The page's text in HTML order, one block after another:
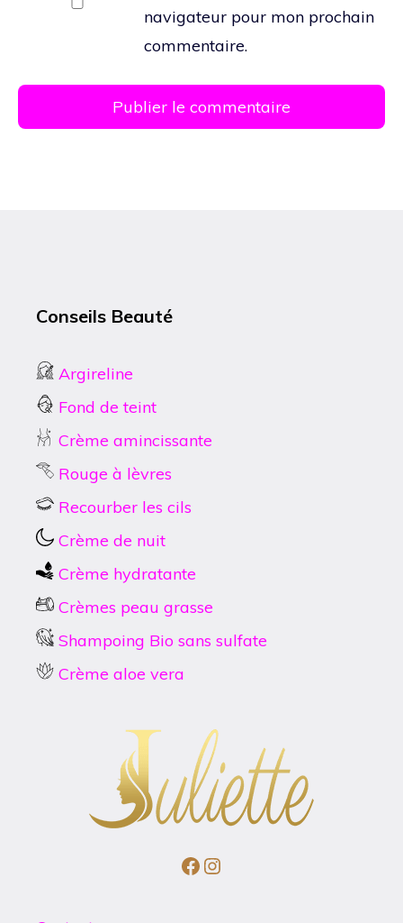
navigateur pour mon prochain
commentaire.
Conseils Beauté
Argireline
Fond de teint
Crème amincissante
Rouge à lèvres
Recourber les cils
Crème de nuit
Crème hydratante
Crèmes peau grasse
Shampoing Bio sans sulfate
Crème aloe vera
Facebook
Instagram